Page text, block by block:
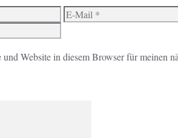
E-
Website in diesem Browser für meinen